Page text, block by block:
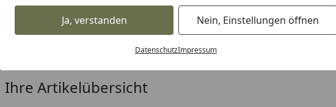
Ja, verstanden Nein, Einstellungen öffnen
DatenschutzImpressum
Startseite
Maschinen Weitere Maschinen Messtechnik Linienlaser
Metabo Linienlaser
Ihre Artikelübersicht